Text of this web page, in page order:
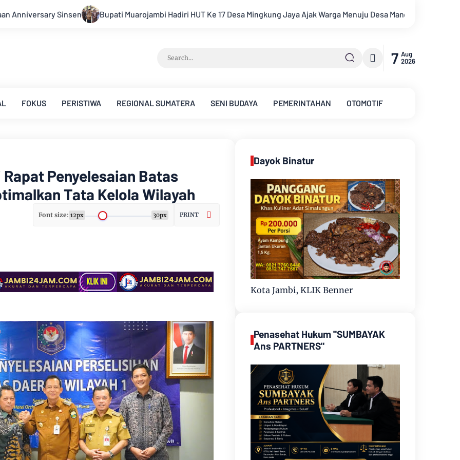
Ke 17 Desa Mingkung Jaya Ajak Warga Menuju Desa Mandiri 2026 Pemkab Muarojambi Mediasi Konflik PT Sinar Agro
7 Aug
2026
FOKUS PERISTIWA REGIONAL SUMATERA SENI BUDAYA PEMERINTAHAN OTOMOTIF
Penyelesaian Batas
Tata Kelola Wilayah
Font size: 12px 30px PRINT
Dayok Binatur
Kota Jambi, KLIK Benner
Penasehat Hukum "SUMBAYAK
Ans PARTNERS"